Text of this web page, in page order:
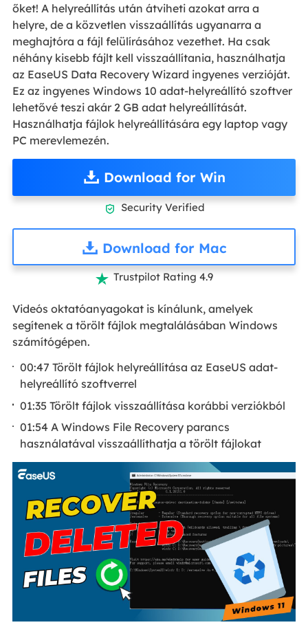
őket! A helyreállítás után átviheti azokat arra a
helyre, de a közvetlen visszaállítás ugyanarra a
meghajtóra a fájl felülírásához vezethet. Ha csak
néhány kisebb fájlt kell visszaállítania, használhatja
az EaseUS Data Recovery Wizard ingyenes verzióját.
Ez az ingyenes Windows 10 adat-helyreállító szoftver
lehetővé teszi akár 2 GB adat helyreállítását.
Használhatja fájlok helyreállítására egy laptop vagy
PC merevlemezén.
Download for Win
 Security Verified
Download for Mac
 Trustpilot Rating 4.9
Videós oktatóanyagokat is kínálunk, amelyek
segítenek a törölt fájlok megtalálásában Windows
számítógépen.
00:47 Törölt fájlok helyreállítása az EaseUS adat-
helyreállító szoftverrel
01:35 Törölt fájlok visszaállítása korábbi verziókból
01:54 A Windows File Recovery parancs
használatával visszaállíthatja a törölt fájlokat